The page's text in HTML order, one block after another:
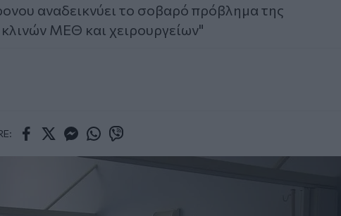
αναδεικνύει το σοβαρό πρόβλημα της
ΜΕΘ και χειρουργείων"